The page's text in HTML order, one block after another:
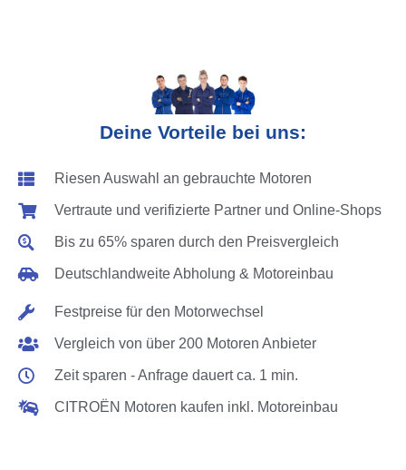
Deine Vorteile bei uns:
Riesen Auswahl an gebrauchte Motoren
Vertraute und verifizierte Partner und Online-Shops
Bis zu 65% sparen durch den Preisvergleich
Deutschlandweite Abholung & Motoreinbau
Festpreise für den Motorwechsel
Vergleich von über 200 Motoren Anbieter
Zeit sparen - Anfrage dauert ca. 1 min.
CITROËN Motoren kaufen inkl. Motoreinbau